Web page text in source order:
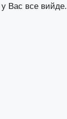
Вас все вийде.